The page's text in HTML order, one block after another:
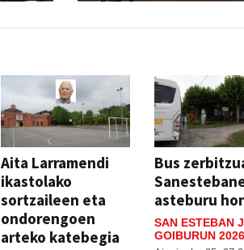
Aita Larramendi
ikastolako
sortzaileen eta
ondorengoen
arteko katebegia
Bus
asteburu
SAN ESTEBAN
GOIBURUN 2026